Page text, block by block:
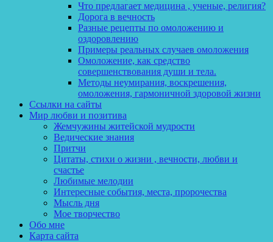
Что предлагает медицина , ученые, религия?
Дорога в вечность
Разные рецепты по омоложению и
оздоровлению
Примеры реальных случаев омоложения
Омоложение, как средство
совершенствования души и тела.
Методы неумирания, воскрешения,
омоложения, гармоничной здоровой жизни
Ссылки на сайты
Мир любви и позитива
Жемчужины житейской мудрости
Ведические знания
Притчи
Цитаты, стихи о жизни , вечности, любви и
счастье
Любимые мелодии
Интересные события, места, пророчества
Мысль дня
Мое творчество
Обо мне
Карта сайта